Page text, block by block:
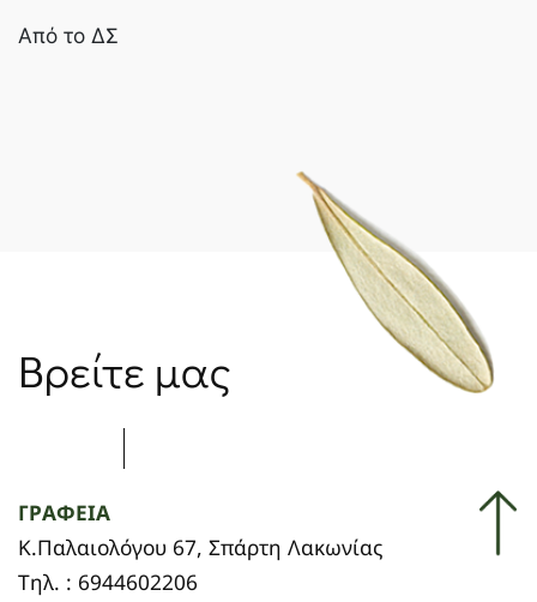
Από το ΔΣ
Βρείτε μας
ΓΡΑΦΕΙΑ
Κ.Παλαιολόγου 67, Σπάρτη Λακωνίας
Τηλ. : 6944602206